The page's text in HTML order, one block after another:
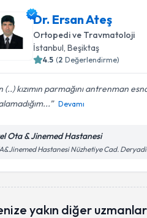
Dr. Ersan Ateş
Ortopedi ve Travmatoloji
İstanbul , Beşiktaş
4.5 (2 Değerlendirme)
(..) kızımın parmağını antrenman
Devamı
Ota & Jinemed Hastanesi
Hastanesi Nüzhetiye Cad.
yakın diğer uzmanlar